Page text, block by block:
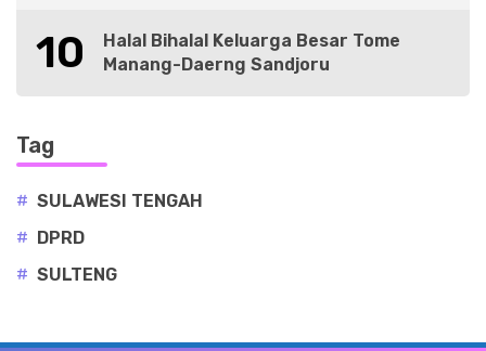
10
Halal Bihalal Keluarga Besar Tome
Manang-Daerng Sandjoru
Tag
# SULAWESI TENGAH
# DPRD
# SULTENG